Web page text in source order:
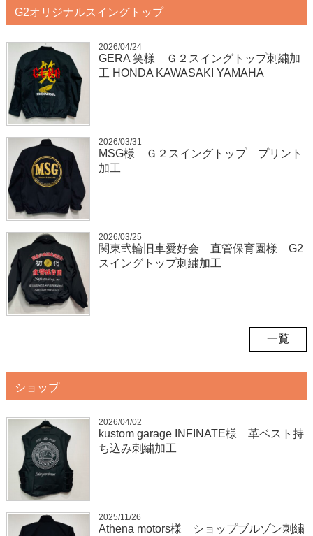
G2オリジナルスイングトップ
2026/04/24
GERA 笑様 Ｇ２スイングトップ刺繍加
工 HONDA KAWASAKI YAMAHA
2026/03/31
MSG様 Ｇ２スイングトップ プリント
加工
2026/03/25
関東弐輪旧車愛好会 直管保育園様 G2
スイングトップ刺繍加工
一覧
ショップ
2026/04/02
kustom garage INFINATE様 革ベスト持
ち込み刺繍加工
2025/11/26
Athena motors様 ショップブルゾン刺繍